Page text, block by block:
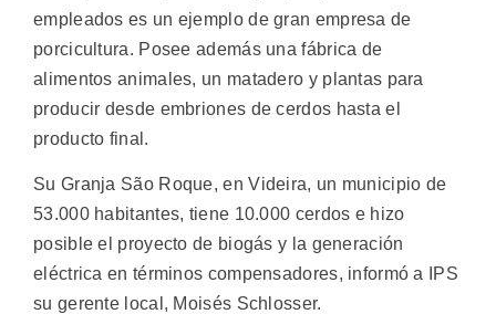
empleados es un ejemplo de gran empresa de
porcicultura. Posee además una fábrica de
alimentos animales, un matadero y plantas para
producir desde embriones de cerdos hasta el
producto final.
Su Granja São Roque, en Videira, un municipio de
53.000 habitantes, tiene 10.000 cerdos e hizo
posible el proyecto de biogás y la generación
eléctrica en términos compensadores, informó a IPS
su gerente local, Moisés Schlosser.